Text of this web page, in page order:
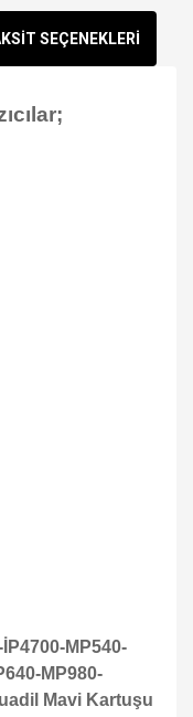
SEÇENEKLERİ
MP540-
MP980-
Mavi Kartuşu